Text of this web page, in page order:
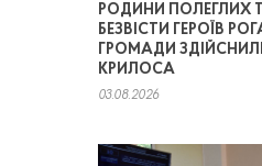
РОДИНИ ПОЛЕГЛИХ
БЕЗВІСТИ ГЕРОЇВ
ГРОМАДИ
КРИЛОСА
03.08.2026